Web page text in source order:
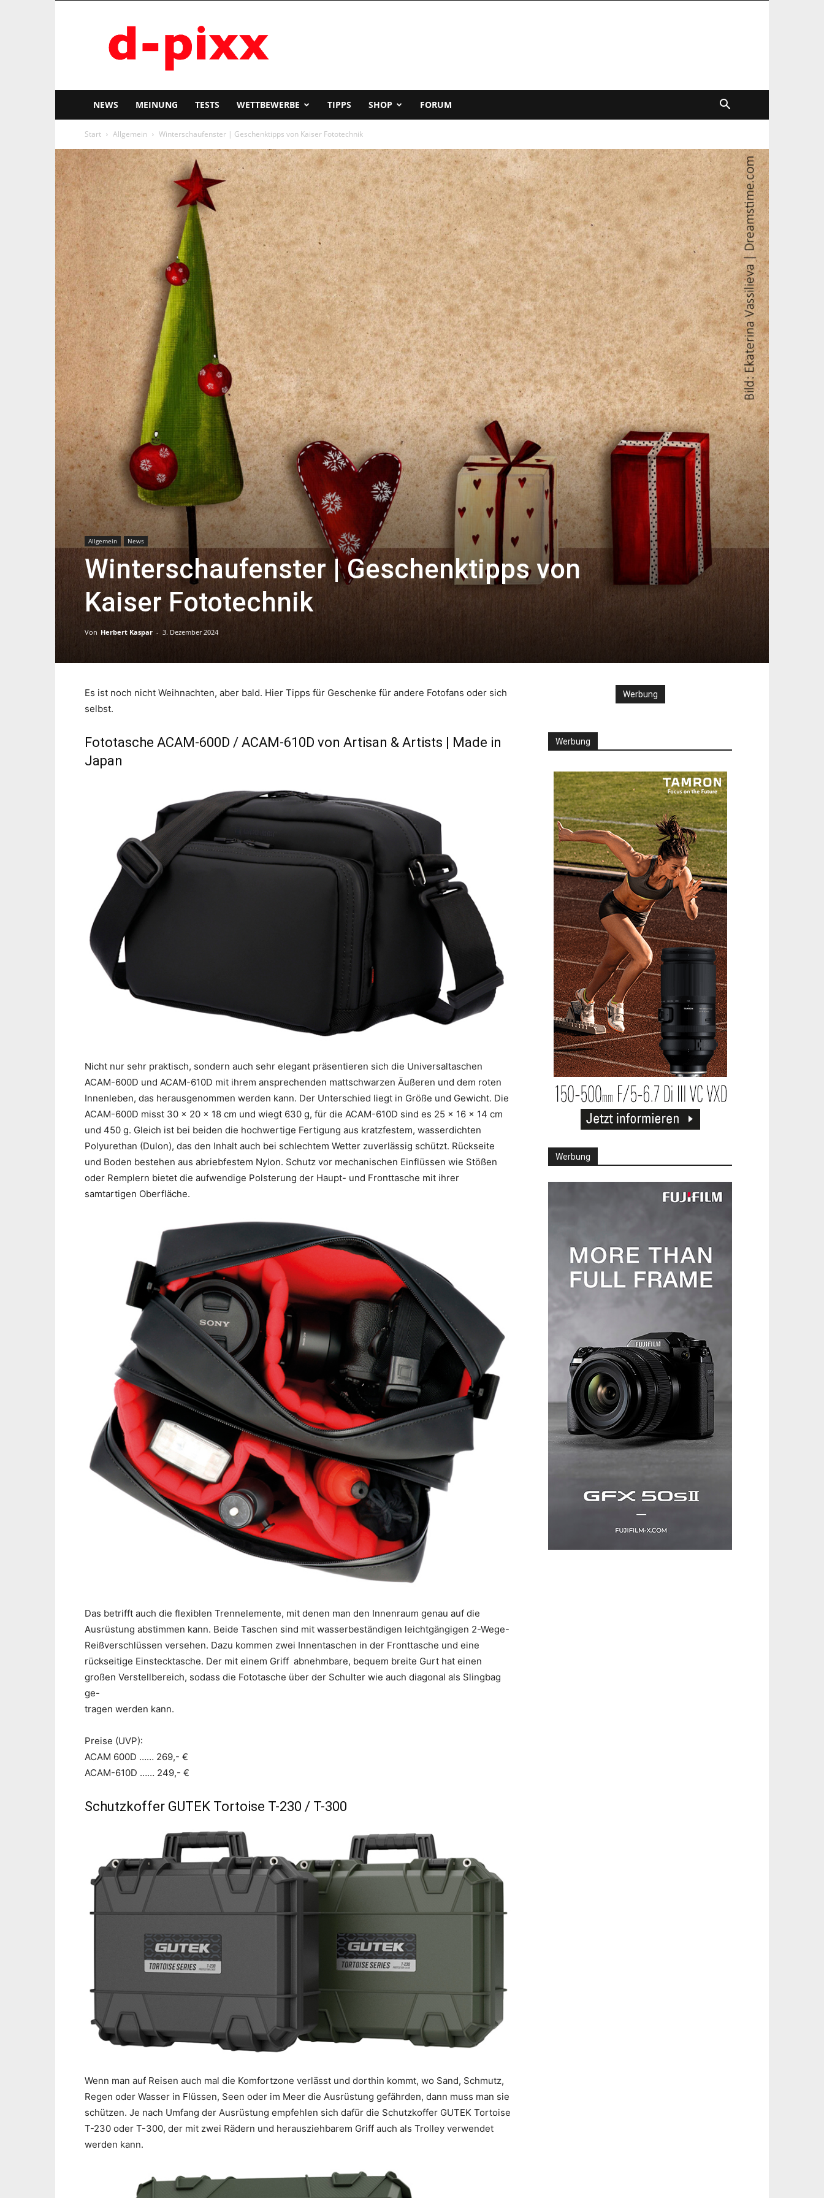
pixx
NEWS MEINUNG TESTS WETTBEWERBE TIPPS SHOP FORUM
Start Allgemein Winterschaufenster | Geschenktipps von Kaiser Fototechnik
Allgemein News
Winterschaufenster | Geschenktipps von
Kaiser Fototechnik
Von Herbert Kaspar - 3. Dezember 2024
Es ist noch nicht Weihnachten, aber bald. Hier Tipps für Geschenke für andere Fotofans oder sich
selbst.
Fototasche ACAM-600D / ACAM-610D von Artisan & Artists | Made in
Japan
Nicht nur sehr praktisch, sondern auch sehr elegant präsentieren sich die Universaltaschen
ACAM-600D und ACAM-610D mit ihrem ansprechenden mattschwarzen Äußeren und dem roten
Innenleben, das herausgenommen werden kann. Der Unterschied liegt in Größe und Gewicht. Die
ACAM-600D misst 30 x 20 x 18 cm und wiegt 630 g, für die ACAM-610D sind es 25 x 16 x 14 cm
und 450 g. Gleich ist bei beiden die hochwertige Fertigung aus kratzfestem, wasserdichten
Polyurethan (Dulon), das den Inhalt auch bei schlechtem Wetter zuverlässig schützt. Rückseite
und Boden bestehen aus abriebfestem Nylon. Schutz vor mechanischen Einflüssen wie Stößen
oder Remplern bietet die aufwendige Polsterung der Haupt- und Fronttasche mit ihrer
samtartigen Oberfläche.
Das betrifft auch die flexiblen Trennelemente, mit denen man den Innenraum genau auf die
Ausrüstung abstimmen kann. Beide Taschen sind mit wasserbeständigen leichtgängigen 2-Wege-
Reißverschlüssen versehen. Dazu kommen zwei Innentaschen in der Fronttasche und eine
rückseitige Einstecktasche. Der mit einem Griff abnehmbare, bequem breite Gurt hat einen
großen Verstellbereich, sodass die Fototasche über der Schulter wie auch diagonal als Slingbag
ge-
tragen werden kann.
Preise (UVP):
ACAM 600D …… 269,- €
ACAM-610D …… 249,- €
Schutzkoffer GUTEK Tortoise T-230 / T-300
Wenn man auf Reisen auch mal die Komfortzone verlässt und dorthin kommt, wo Sand, Schmutz,
Regen oder Wasser in Flüssen, Seen oder im Meer die Ausrüstung gefährden, dann muss man sie
schützen. Je nach Umfang der Ausrüstung empfehlen sich dafür die Schutzkoffer GUTEK Tortoise
T-230 oder T-300, der mit zwei Rädern und herausziehbarem Griff auch als Trolley verwendet
werden kann.
Werbung
Werbung
Werbung